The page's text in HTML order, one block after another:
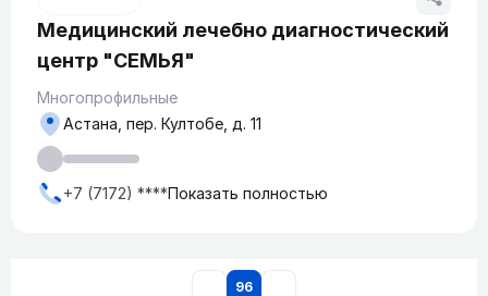
Медицинский лечебно диагностический
центр "СЕМЬЯ"
Многопрофильные
Астана, пер. Култобе, д. 11
+7 (7172) ****Показать полностью
96